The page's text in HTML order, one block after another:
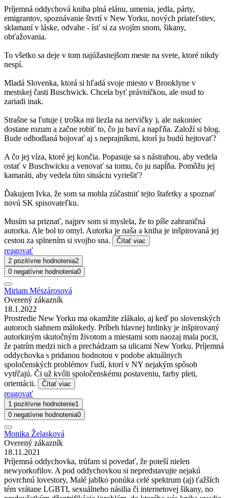
Príjemná oddychová kniha plná elánu, umenia, jedla, párty,
emigrantov, spoznávanie štvrtí v New Yorku, nových priateľstiev,
sklamaní v láske, odvahe - ísť si za svojím snom, šikany,
obťažovania.
To všetko sa deje v tom najúžasnejšom meste na svete, ktoré nikdy
nespí.
Mladá Slovenka, ktorá si hľadá svoje miesto v Brooklyne v
mestskej časti Buschwick. Chcela byť právničkou, ale osud to
zariadi inak.
Strašne sa ľutuje ( troška mi liezla na nervičky ), ale nakoniec
dostane rozum a začne robiť to, čo ju baví a napľňa. Založí si blog.
Bude odhodlaná bojovať aj s neprajníkmi, ktorí ju budú hejtovať?
A čo jej víza, ktoré jej končia. Popasuje sa s nástrahou, aby vedela
ostať v Buschwicku a venovať sa tomu, čo ju napĺňa. Pomôžu jej
kamaráti, aby vedela túto situáciu vyriešiť?
Ďakujem Ivka, že som sa mohla zúčastniť tejto štafetky a spoznať
novú SK spisovateľku.
Musím sa priznať, najprv som si myslela, že to píše zahraničná
autorka. Ale bol to omyl. Autorka je naša a kniha je inšpirovaná jej
cestou za splnením si svojho sna.
Čítať viac
reagovať
2 pozitívne hodnotenia2
0 negatívne hodnotenia0
Miriam Mészárosová
Overený zákazník
18.1.2022
Prostredie New Yorku ma okamžite zlákalo, aj keď po slovenských
autoroch siahnem málokedy. Príbeh hlavnej hrdinky je inšpirovaný
autorkiným skutočným životom a miestami som naozaj mala pocit,
že patrím medzi nich a prechádzam sa ulicami New Yorku. Príjemná
oddychovka s pridanou hodnotou v podobe aktuálnych
spoločenských problémov ľudí, ktorí v NY nejakým spôsob
vytŕčajú. Či už kvôli spoločenskému postaveniu, farby pleti,
orientácii.
Čítať viac
reagovať
1 pozitívne hodnotenie1
0 negatívne hodnotenia0
Monika Želasková
Overený zákazník
18.11.2021
Príjemná oddychovka, trúfam si povedať, že poteší nielen
newyorkofilov. A pod oddychovkou si nepredstavujte nejakú
povrchnú lovestory, Malé jablko ponúka celé spektrum (aj) ťažších
tém vrátane LGBTI, sexuálneho násilia či internetovej šikany, no